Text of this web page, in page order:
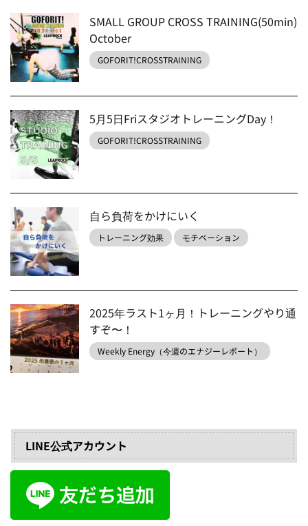
SMALL GROUP CROSS TRAINING(50min)
October
GOFORIT!CROSSTRAINING
5月5日FriスタジオトレーニングDay！
GOFORIT!CROSSTRAINING
自ら負荷をかけにいく
トレーニング効果 モチベーション
2025年ラスト1ヶ月！トレーニングやり通
すぞ〜！
Weekly Energy（今週のエナジーレポート）
LINE公式アカウント